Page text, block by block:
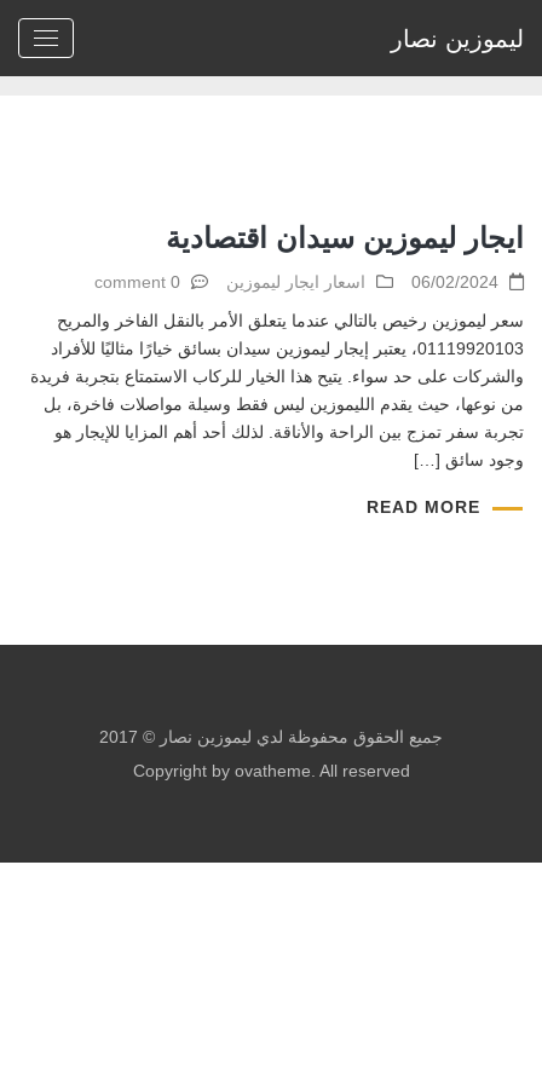
ليموزين نصار
Home
> Archive by tag تأجير سيارات للفعاليات الخاصة"
ايجار ليموزين سيدان اقتصادية
06/02/2024 اسعار ايجار ليموزين
0 comment
سعر ليموزين رخيص بالتالي عندما يتعلق الأمر بالنقل الفاخر والمريح
01119920103، يعتبر إيجار ليموزين سيدان بسائق خيارًا مثاليًا للأفراد
والشركات على حد سواء. يتيح هذا الخيار للركاب الاستمتاع بتجربة فريدة
من نوعها، حيث يقدم الليموزين ليس فقط وسيلة مواصلات فاخرة، بل
تجربة سفر تمزج بين الراحة والأناقة. لذلك أحد أهم المزايا للإيجار هو
وجود سائق […]
READ MORE
جميع الحقوق محفوظة لدي ليموزين نصار © 2017
Copyright by ovatheme. All reserved